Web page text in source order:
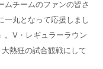
チームのファンの皆さ
一丸となって応援しまし
V・レギュラーラウン
熱狂の試合観戦にして